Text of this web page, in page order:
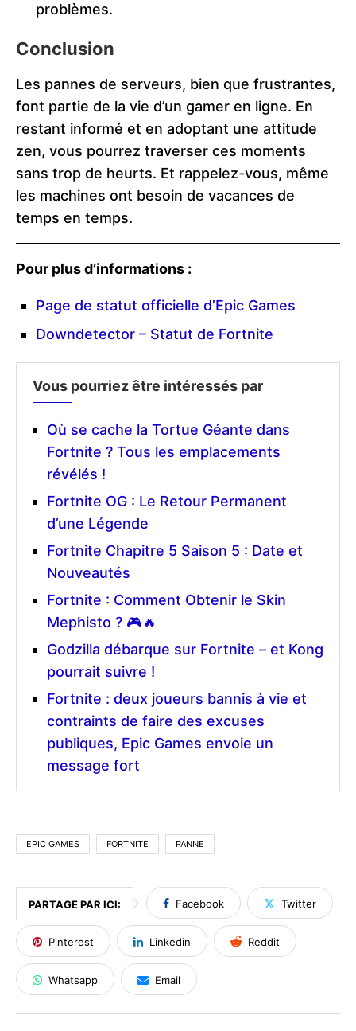
problèmes.
Conclusion
Les pannes de serveurs, bien que frustrantes,
font partie de la vie d’un gamer en ligne. En
restant informé et en adoptant une attitude
zen, vous pourrez traverser ces moments
sans trop de heurts. Et rappelez-vous, même
les machines ont besoin de vacances de
temps en temps.
Pour plus d’informations :
Page de statut officielle d’Epic Games
Downdetector – Statut de Fortnite
Vous pourriez être intéressés par
Où se cache la Tortue Géante dans
Fortnite ? Tous les emplacements
révélés !
Fortnite OG : Le Retour Permanent
d’une Légende
Fortnite Chapitre 5 Saison 5 : Date et
Nouveautés
Fortnite : Comment Obtenir le Skin
Mephisto ? 🎮🔥
Godzilla débarque sur Fortnite – et Kong
pourrait suivre !
Fortnite : deux joueurs bannis à vie et
contraints de faire des excuses
publiques, Epic Games envoie un
message fort
EPIC GAMES FORTNITE PANNE
PARTAGE PAR ICI: Facebook Twitter
Pinterest Linkedin Reddit
Whatsapp Email